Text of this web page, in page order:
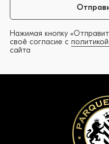
Нажимая кнопку
своё согласие с
сайта